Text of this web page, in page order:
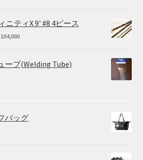
ニティX 9' #8 4ピース
104,000
ーブ(Welding Tube)
バッグ